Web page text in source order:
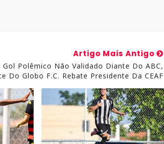
Artigo Mais Antigo
Gol Polêmico Não Validado Diante Do ABC,
Do Globo F.C. Rebate Presidente Da CEAF